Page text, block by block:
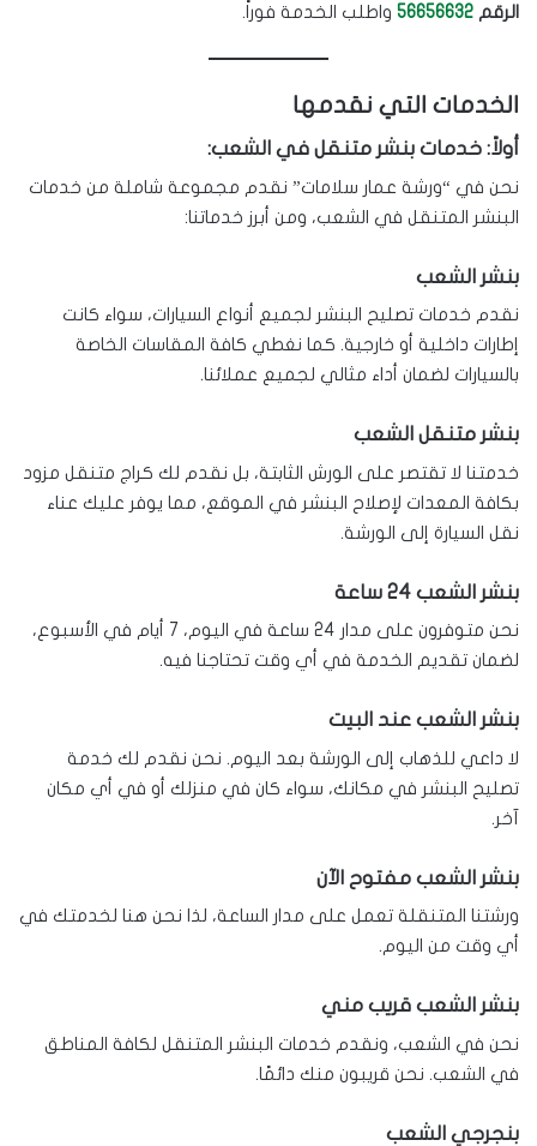
الرقم 56656632 واطلب الخدمة فوراً.
الخدمات التي نقدمها
أولاً: خدمات بنشر متنقل في الشعب:
نحن في “ورشة عمار سلامات” نقدم مجموعة شاملة من خدمات
البنشر المتنقل في الشعب، ومن أبرز خدماتنا:
بنشر الشعب
نقدم خدمات تصليح البنشر لجميع أنواع السيارات، سواء كانت
إطارات داخلية أو خارجية. كما نغطي كافة المقاسات الخاصة
بالسيارات لضمان أداء مثالي لجميع عملائنا.
بنشر متنقل الشعب
خدمتنا لا تقتصر على الورش الثابتة، بل نقدم لك كراج متنقل مزود
بكافة المعدات لإصلاح البنشر في الموقع، مما يوفر عليك عناء
نقل السيارة إلى الورشة.
بنشر الشعب 24 ساعة
نحن متوفرون على مدار 24 ساعة في اليوم، 7 أيام في الأسبوع،
لضمان تقديم الخدمة في أي وقت تحتاجنا فيه.
بنشر الشعب عند البيت
لا داعي للذهاب إلى الورشة بعد اليوم. نحن نقدم لك خدمة
تصليح البنشر في مكانك، سواء كان في منزلك أو في أي مكان
آخر.
بنشر الشعب مفتوح الآن
ورشتنا المتنقلة تعمل على مدار الساعة، لذا نحن هنا لخدمتك في
أي وقت من اليوم.
بنشر الشعب قريب مني
نحن في الشعب، ونقدم خدمات البنشر المتنقل لكافة المناطق
في الشعب. نحن قريبون منك دائمًا.
بنجرجي الشعب